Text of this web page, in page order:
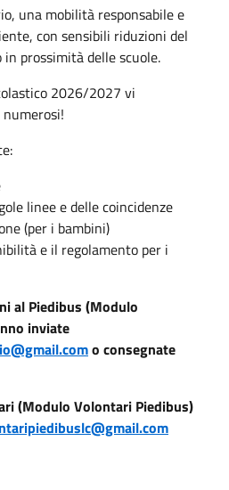
una mobilità responsabile e
con sensibili riduzioni del
prossimità delle scuole.
2026/2027 vi
linee e delle coincidenze
(per i bambini)
e il regolamento per i
al Piedibus (Modulo
inviate
o consegnate
(Modulo Volontari Piedibus)